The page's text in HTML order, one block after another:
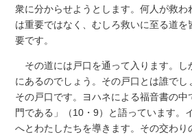
衆に分からせようとします。何人が救わ
は重要ではなく、むしろ救いに至る道
要です。
その道には戸口を通って入ります。し
にあるのでしょう。その戸口とは誰で
その戸口です。ヨハネによる福音書の中
門である」（10・9）と語っています。
へとわたしたちを導きます。その交わり